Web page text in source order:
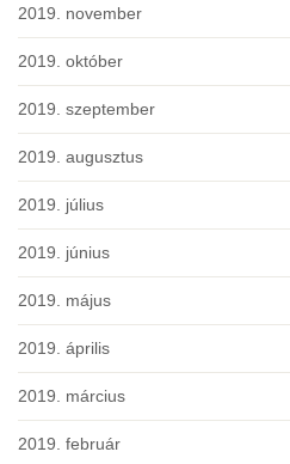
2019. november
2019. október
2019. szeptember
2019. augusztus
2019. július
2019. június
2019. május
2019. április
2019. március
2019. február